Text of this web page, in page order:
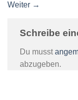
Weiter →
Schreibe
Du musst
abzugeben.